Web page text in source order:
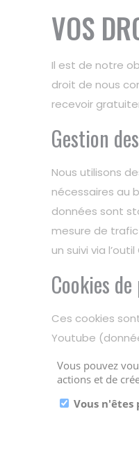
VOS
Il est de notre
droit de nous
recevoir
Gestion
Nous utilisons
nécessaires au
données sont
mesure de
un suivi via
Cookies
Ces cookies
Youtube